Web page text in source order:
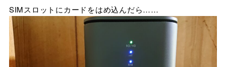
SIMスロットにカードをはめ込んだら……